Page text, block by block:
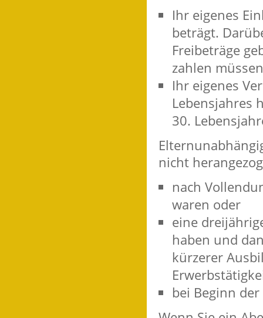
Ihr eigenes
beträgt.
Freibeträge
zahlen
Ihr eigenes
Lebensjahres
30.
nicht
nach
waren oder
eine
haben und
kürzerer
bei Beginn